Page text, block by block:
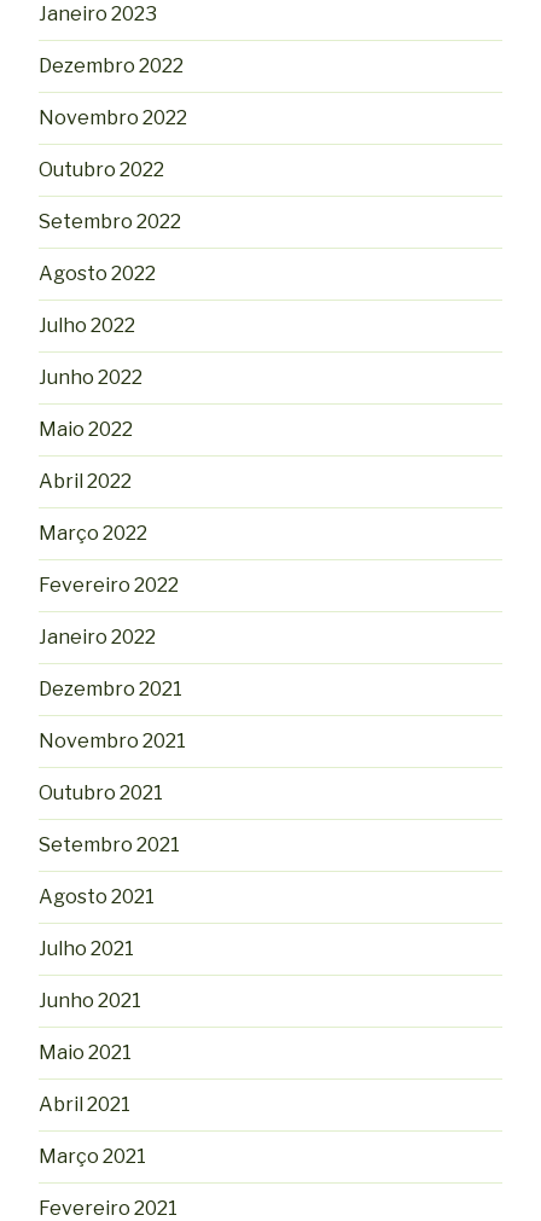
Janeiro 2023
Dezembro 2022
Novembro 2022
Outubro 2022
Setembro 2022
Agosto 2022
Julho 2022
Junho 2022
Maio 2022
Abril 2022
Março 2022
Fevereiro 2022
Janeiro 2022
Dezembro 2021
Novembro 2021
Outubro 2021
Setembro 2021
Agosto 2021
Julho 2021
Junho 2021
Maio 2021
Abril 2021
Março 2021
Fevereiro 2021